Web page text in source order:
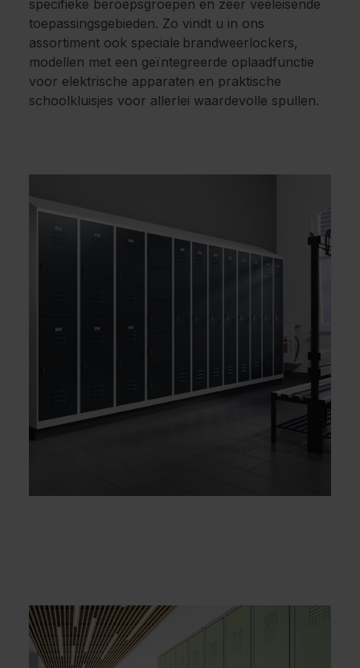
specifieke beroepsgroepen en zeer veeleisende
toepassingsgebieden. Zo vindt u in ons
assortiment ook speciale brandweerlockers,
modellen met een geïntegreerde oplaadfunctie
voor elektrische apparaten en praktische
schoolkluisjes voor allerlei waardevolle spullen.